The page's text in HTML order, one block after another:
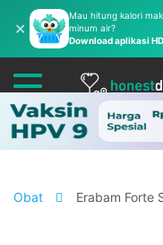
✕
Mau hitung kalori
minum air?
Download aplikasi
Obat Erabam Forte